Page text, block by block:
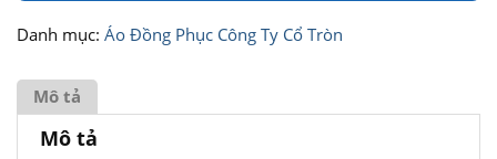
Danh mục: Áo Đồng Phục Công Ty Cổ Tròn
Mô tả
Mô tả